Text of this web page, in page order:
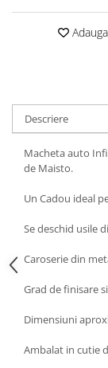
Papusi
Casute de papusi
BICICLETE
MACHETE
de Raliu la
MINI DIORAME
Seturi HOTWHEELS
MACHETE
BALOANE
BALOANE
DECORATIUNI
DECORATIUNI
LUMANARI
PAPUSI SI
ACCESORII
SUPORTERI
Descriere
Macheta auto
de Maisto.
Un Cadou ideal
Se deschid usile
Caroserie din
Grad de finisare
Dimensiuni
Ambalat in cutie